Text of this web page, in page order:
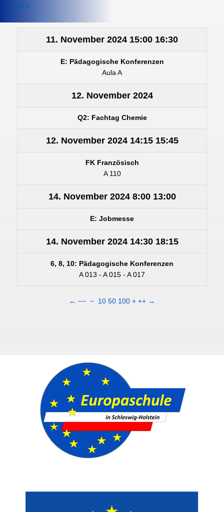
IServ.
11. November 2024 15:00 16:30
E: Pädagogische Konferenzen
Aula A
12. November 2024
Q2: Fachtag Chemie
12. November 202414:15 15:45
FK Französisch
A 110
14. November 20248:00 13:00
E: Jobmesse
14. November 202414:30 18:15
6, 8, 10: Pädagogische Konferenzen
A 013 - A 015 - A 017
← −− − 10 50 100 + ++ →